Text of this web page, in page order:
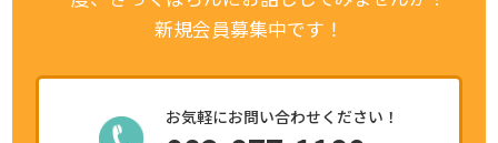
新規会員募集中です！
お気軽にお問い合わせください！